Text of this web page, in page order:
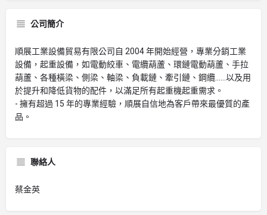
公司簡介
順展工業設備貿易有限公司自 2004 年開始經營，專業分銷工業
設備，起重設備，如電動絞車、電纜葫蘆、環鏈電動葫蘆、手拉
葫蘆、各種橫梁、側梁、軸梁、負載鏈、牽引鏈、鋼纜……以及用
於提升和降低貨物的配件，以滿足所有起重機起重需求。
- 擁有超過 15 年的專業經驗，順展自信地為客戶帶來最優質的產
品。
聯絡人
蔡金英